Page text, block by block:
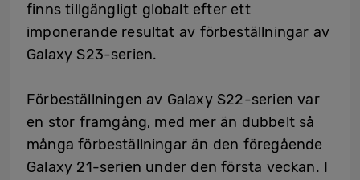
finns tillgängligt globalt efter ett
imponerande resultat av förbeställningar av
Galaxy S23-serien.
Förbeställningen av Galaxy S22-serien var
en stor framgång, med mer än dubbelt så
många förbeställningar än den föregående
Galaxy 21-serien under den första veckan. I